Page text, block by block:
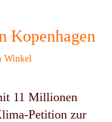
Kopenhagen
Winkel
11 Millionen
Petition zur